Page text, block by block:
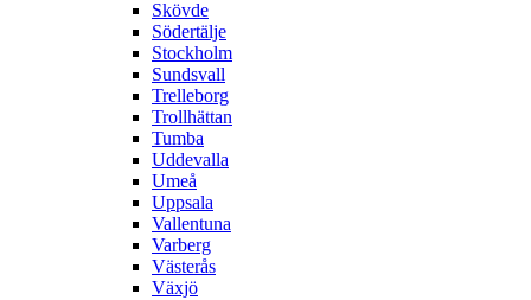
Skövde
Södertälje
Stockholm
Sundsvall
Trelleborg
Trollhättan
Tumba
Uddevalla
Umeå
Uppsala
Vallentuna
Varberg
Västerås
Växjö